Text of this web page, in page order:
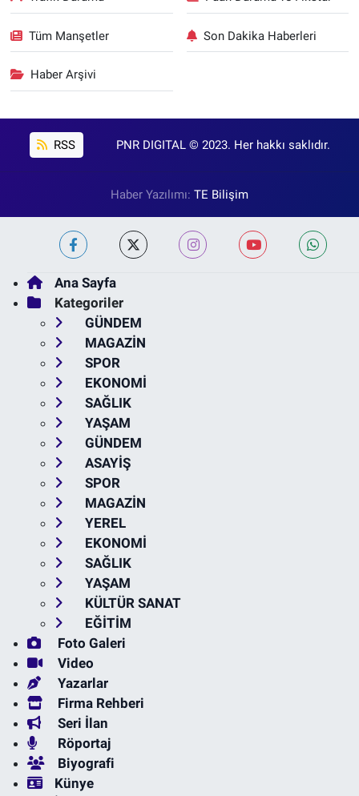
Tüm Manşetler Son Dakika Haberleri
Haber Arşivi
RSS PNR DIGITAL © 2023. Her hakkı saklıdır.
Haber Yazılımı: TE Bilişim
Ana Sayfa
Kategoriler
GÜNDEM
MAGAZİN
SPOR
EKONOMİ
SAĞLIK
YAŞAM
GÜNDEM
ASAYİŞ
SPOR
MAGAZİN
YEREL
EKONOMİ
SAĞLIK
YAŞAM
KÜLTÜR SANAT
EĞİTİM
Foto Galeri
Video
Yazarlar
Firma Rehberi
Seri İlan
Röportaj
Biyografi
Künye